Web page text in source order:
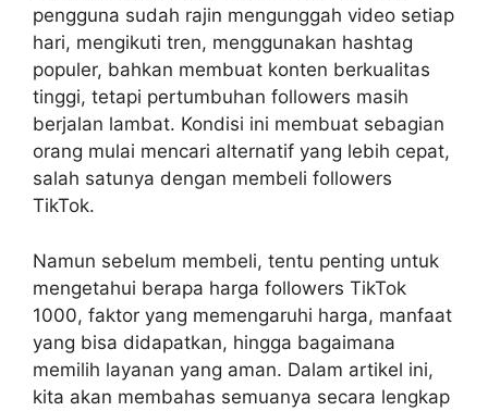
pengguna sudah rajin mengunggah video setiap
hari, mengikuti tren, menggunakan hashtag
populer, bahkan membuat konten berkualitas
tinggi, tetapi pertumbuhan followers masih
berjalan lambat. Kondisi ini membuat sebagian
orang mulai mencari alternatif yang lebih cepat,
salah satunya dengan membeli followers
TikTok.
Namun sebelum membeli, tentu penting untuk
mengetahui berapa harga followers TikTok
1000, faktor yang memengaruhi harga, manfaat
yang bisa didapatkan, hingga bagaimana
memilih layanan yang aman. Dalam artikel ini,
kita akan membahas semuanya secara lengkap